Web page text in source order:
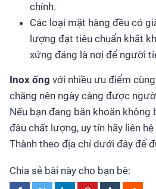
chính.
Các loại mặt hàng đều có
lượng đạt tiêu chuẩn khắt
xứng đáng là nơi để người
Inox ống với nhiều ưu điểm
chăng nên ngày càng được
Nếu bạn đang băn khoăn không
đâu chất lượng, uy tín hãy liên
Thành theo địa chỉ dưới đây để
Chia sẻ bài này cho bạn bè: